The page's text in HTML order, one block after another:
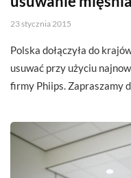
23 stycznia 2015
Polska dołączyła do
usuwać przy użyciu
firmy Phiips. Zapraszamy